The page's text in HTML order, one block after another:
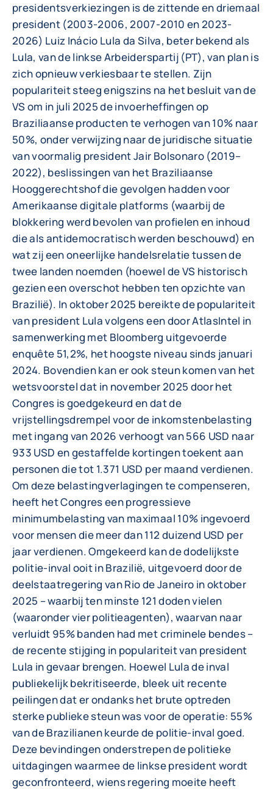
presidentsverkiezingen is de zittende en driemaal
president (2003-2006, 2007-2010 en 2023-
2026) Luiz Inácio Lula da Silva, beter bekend als
Lula, van de linkse Arbeiderspartij (PT), van plan is
zich opnieuw verkiesbaar te stellen. Zijn
populariteit steeg enigszins na het besluit van de
VS om in juli 2025 de invoerheffingen op
Braziliaanse producten te verhogen van 10% naar
50%, onder verwijzing naar de juridische situatie
van voormalig president Jair Bolsonaro (2019–
2022), beslissingen van het Braziliaanse
Hooggerechtshof die gevolgen hadden voor
Amerikaanse digitale platforms (waarbij de
blokkering werd bevolen van profielen en inhoud
die als antidemocratisch werden beschouwd) en
wat zij een oneerlijke handelsrelatie tussen de
twee landen noemden (hoewel de VS historisch
gezien een overschot hebben ten opzichte van
Brazilië). In oktober 2025 bereikte de populariteit
van president Lula volgens een door AtlasIntel in
samenwerking met Bloomberg uitgevoerde
enquête 51,2%, het hoogste niveau sinds januari
2024. Bovendien kan er ook steun komen van het
wetsvoorstel dat in november 2025 door het
Congres is goedgekeurd en dat de
vrijstellingsdrempel voor de inkomstenbelasting
met ingang van 2026 verhoogt van 566 USD naar
933 USD en gestaffelde kortingen toekent aan
personen die tot 1.371 USD per maand verdienen.
Om deze belastingverlagingen te compenseren,
heeft het Congres een progressieve
minimumbelasting van maximaal 10% ingevoerd
voor mensen die meer dan 112 duizend USD per
jaar verdienen. Omgekeerd kan de dodelijkste
politie-inval ooit in Brazilië, uitgevoerd door de
deelstaatregering van Rio de Janeiro in oktober
2025 – waarbij ten minste 121 doden vielen
(waaronder vier politieagenten), waarvan naar
verluidt 95% banden had met criminele bendes –
de recente stijging in populariteit van president
Lula in gevaar brengen. Hoewel Lula de inval
publiekelijk bekritiseerde, bleek uit recente
peilingen dat er ondanks het brute optreden
sterke publieke steun was voor de operatie: 55%
van de Brazilianen keurde de politie-inval goed.
Deze bevindingen onderstrepen de politieke
uitdagingen waarmee de linkse president wordt
geconfronteerd, wiens regering moeite heeft